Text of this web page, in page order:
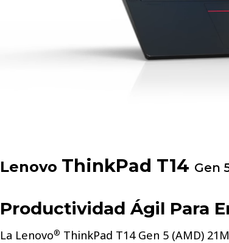
Lenovo ThinkPad T14 Gen
Productividad Ágil Para
La Lenovo® ThinkPad T14 Gen 5 (AMD)